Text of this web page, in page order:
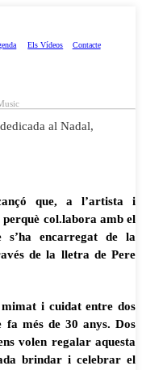
Els Vídeos Contacte
al Nadal,
que, a l’artista i
col.labora amb el
encarregat de la
de la lletra de Pere
i cuidat entre dos
fa més de 30 anys. Dos
volen regalar aquesta
brindar i celebrar el